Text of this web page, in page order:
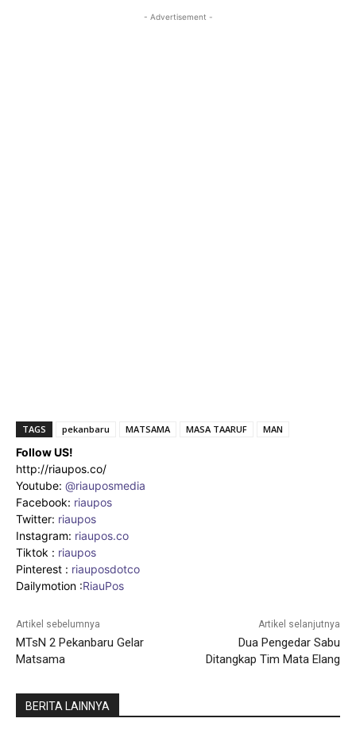
- Advertisement -
TAGS pekanbaru MATSAMA MASA TAARUF MAN
Follow US!
http://riaupos.co/
Youtube: @riauposmedia
Facebook: riaupos
Twitter: riaupos
Instagram: riaupos.co
Tiktok : riaupos
Pinterest : riauposdotco
Dailymotion :RiauPos
Artikel sebelumnya
MTsN 2 Pekanbaru Gelar
Matsama
Artikel selanjutnya
Dua Pengedar Sabu
Ditangkap Tim Mata Elang
BERITA LAINNYA